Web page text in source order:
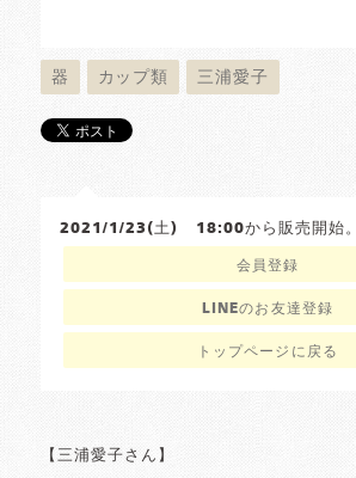
器 カップ類 三浦愛子
2021/1/23(土) 18:00から販売開始。
会員登録
LINEのお友達登録
トップページに戻る
【三浦愛子さん】